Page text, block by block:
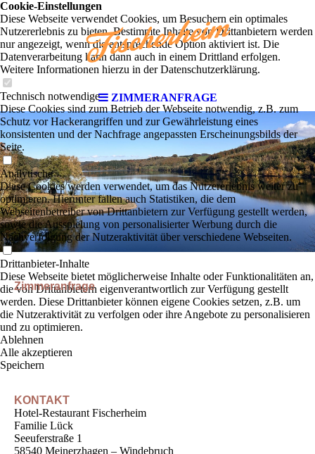
ZIMMERANFRAGE
Zimmeranfrage
KONTAKT
Hotel-Restaurant Fischerheim
Familie Lück
Seeuferstraße 1
58540 Meinerzhagen – Windebruch
Cookie-Einstellungen
Diese Webseite verwendet Cookies, um Besuchern ein optimales
Nutzererlebnis zu bieten. Bestimmte Inhalte von Drittanbietern werden
nur angezeigt, wenn die entsprechende Option aktiviert ist. Die
Datenverarbeitung kann dann auch in einem Drittland erfolgen.
Weitere Informationen hierzu in der Datenschutzerklärung.
Technisch notwendige
Diese Cookies sind zum Betrieb der Webseite notwendig, z.B. zum
Schutz vor Hackerangriffen und zur Gewährleistung eines
konsistenten und der Nachfrage angepassten Erscheinungsbilds der
Seite.
Analytische
Diese Cookies werden verwendet, um das Nutzererlebnis weiter zu
optimieren. Hierunter fallen auch Statistiken, die dem
Webseitenbetreiber von Drittanbietern zur Verfügung gestellt werden,
sowie die Ausspielung von personalisierter Werbung durch die
Nachverfolgung der Nutzeraktivität über verschiedene Webseiten.
Drittanbieter-Inhalte
Diese Webseite bietet möglicherweise Inhalte oder Funktionalitäten an,
die von Drittanbietern eigenverantwortlich zur Verfügung gestellt
werden. Diese Drittanbieter können eigene Cookies setzen, z.B. um
die Nutzeraktivität zu verfolgen oder ihre Angebote zu personalisieren
und zu optimieren.
Ablehnen
Alle akzeptieren
Speichern